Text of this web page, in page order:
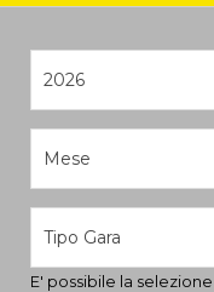
2026
Mese
Tipo Gara
E' possibile la selezione